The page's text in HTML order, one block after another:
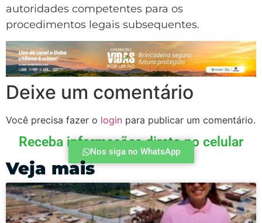
autoridades competentes para os
procedimentos legais subsequentes.
Deixe um comentário
Você precisa fazer o login para publicar um comentário.
Receba informações direto no celular
Nos siga no WhatsApp
Veja mais